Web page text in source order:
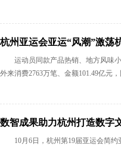
杭州亚运会亚运“风潮”激荡
运动员同款产品热销、地方风味
外来消费2763万笔、金额101.49亿元
数智成果助力杭州打造数字
10月6日，杭州第19届亚运会简